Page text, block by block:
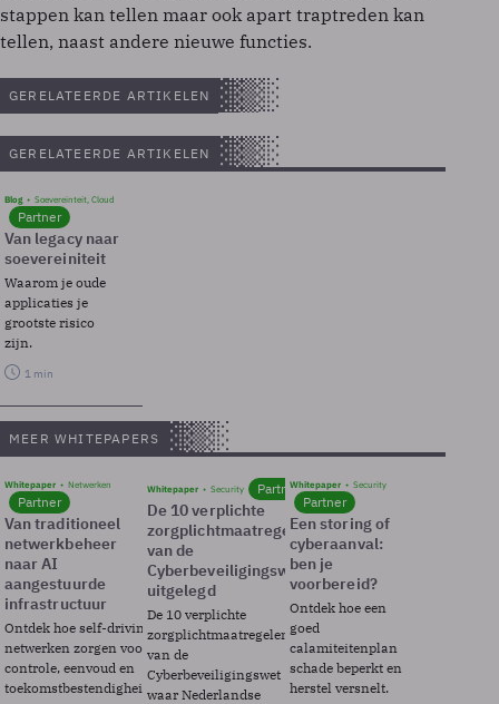
stappen kan tellen maar ook apart traptreden kan
tellen, naast andere nieuwe functies.
GERELATEERDE ARTIKELEN
GERELATEERDE ARTIKELEN
Blog Soevereinteit, Cloud
Partner
Van legacy naar
soevereiniteit
Waarom je oude
applicaties je
grootste risico
zijn.
1 min
MEER WHITEPAPERS
Whitepaper Netwerken
Partner
Van traditioneel
netwerkbeheer
naar AI
aangestuurde
infrastructuur
Ontdek hoe self-driving
netwerken zorgen voor
controle, eenvoud en
toekomstbestendigheid.
Whitepaper Security Partner
De 10 verplichte
zorgplichtmaatregelen
van de
Cyberbeveiligingswet
uitgelegd
De 10 verplichte
zorgplichtmaatregelen
van de
Cyberbeveiligingswet
waar Nederlandse
Whitepaper Security
Partner
Een storing of
cyberaanval:
ben je
voorbereid?
Ontdek hoe een
goed
calamiteitenplan
schade beperkt en
herstel versnelt.